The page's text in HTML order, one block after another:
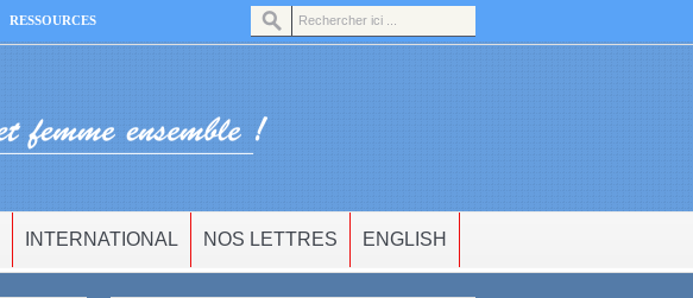
RESSOURCES
INTERNATIONAL NOS LETTRES ENGLISH